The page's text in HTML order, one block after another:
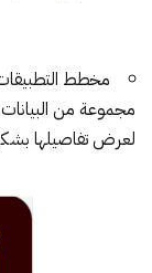
مخطط
مجموعة من البيانات
لعرض تفاصيلها